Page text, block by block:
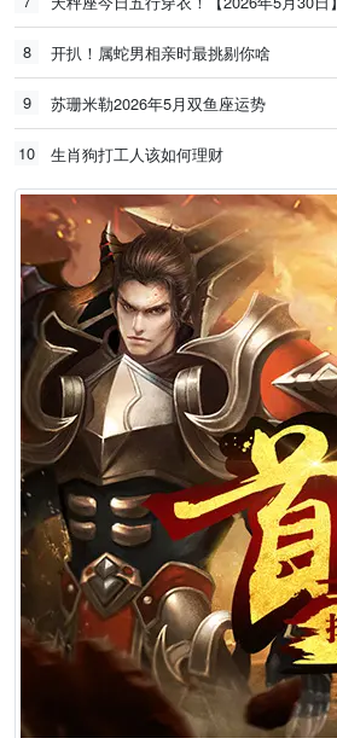
8 开扒！属蛇男相亲时最挑剔你啥
9 苏珊米勒2026年5月双鱼座运势
10 生肖狗打工人该如何理财